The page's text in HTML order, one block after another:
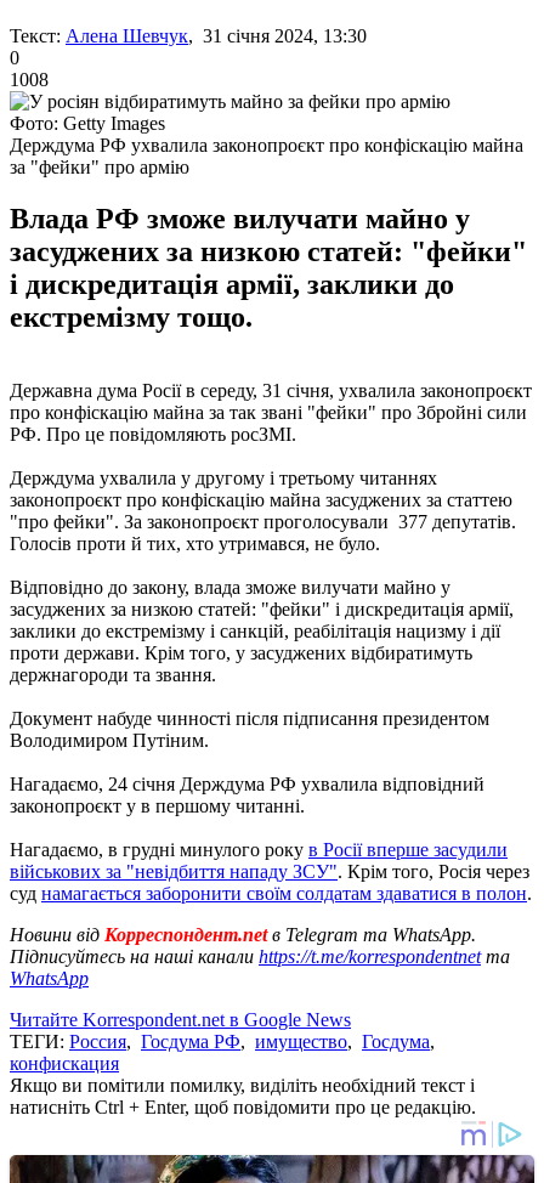
Текст: Алена Шевчук, 31 січня 2024, 13:30
0
1008
Фото: Getty Images
Держдума РФ ухвалила законопроєкт про конфіскацію майна
за "фейки" про армію
Влада РФ зможе вилучати майно у
засуджених за низкою статей: "фейки"
і дискредитація армії, заклики до
екстремізму тощо.
Державна дума Росії в середу, 31 січня, ухвалила законопроєкт
про конфіскацію майна за так звані "фейки" про Збройні сили
РФ. Про це повідомляють росЗМІ.
Держдума ухвалила у другому і третьому читаннях
законопроєкт про конфіскацію майна засуджених за статтею
"про фейки". За законопроєкт проголосували 377 депутатів.
Голосів проти й тих, хто утримався, не було.
Відповідно до закону, влада зможе вилучати майно у
засуджених за низкою статей: "фейки" і дискредитація армії,
заклики до екстремізму і санкцій, реабілітація нацизму і дії
проти держави. Крім того, у засуджених відбиратимуть
держнагороди та звання.
Документ набуде чинності після підписання президентом
Володимиром Путіним.
Нагадаємо, 24 січня Держдума РФ ухвалила відповідний
законопроєкт у в першому читанні.
Нагадаємо, в грудні минулого року в Росії вперше засудили
військових за "невідбиття нападу ЗСУ". Крім того, Росія через
суд намагається заборонити своїм солдатам здаватися в полон.
Новини від Корреспондент.netв Telegram та WhatsApp.
Підписуйтесь на наші канали https://t.me/korrespondentnetта
WhatsApp
Читайте Korrespondent.net в Google News
ТЕГИ: Россия, Госдума РФ, имущество, Госдума,
конфискация
Якщо ви помітили помилку, виділіть необхідний текст і
натисніть Ctrl + Enter, щоб повідомити про це редакцію.